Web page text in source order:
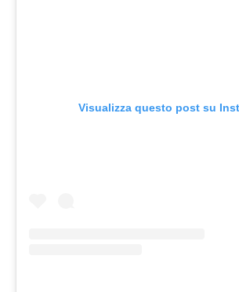
Visualizza questo post su